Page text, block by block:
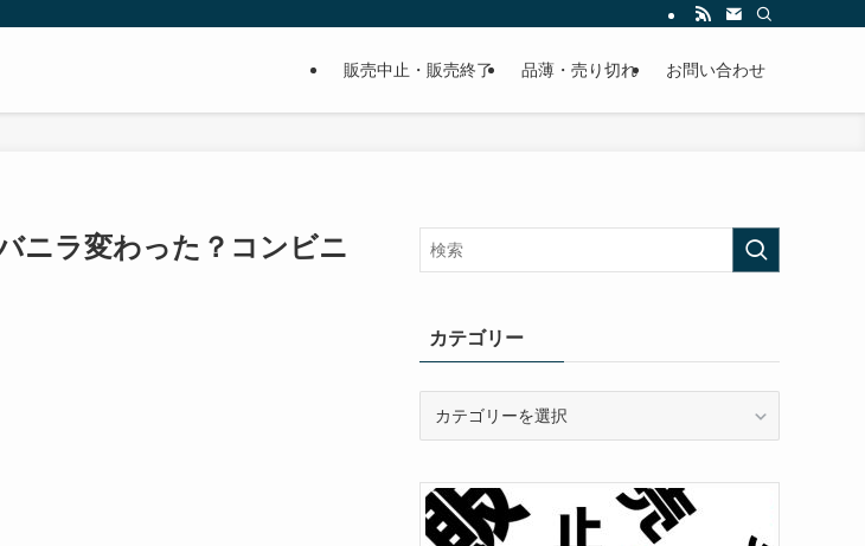
販売中止・販売終了 品薄・売り切れ お問い合わせ
ニラ変わった？コンビニ
カテゴリー
リ
ー